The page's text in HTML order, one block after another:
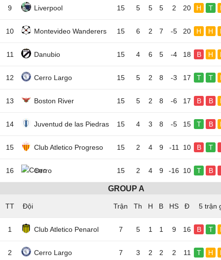
9 Liverpool 15 5 5 5 2 20 H T
10 Montevideo Wanderers 15 6 2 7 -5 20 H H
11 Danubio 15 4 6 5 -4 18 B H
12 Cerro Largo 15 5 2 8 -3 17 T T
13 Boston River 15 5 2 8 -6 17 B B
14 Juventud de las Piedras 15 4 3 8 -5 15 T B
15 Club Atletico Progreso 15 2 4 9 -11 10 B T
16 Cerro 15 2 4 9 -16 10 T B
GROUP A
TT Đội 5 trận
1 Club Atletico Penarol 7 5 1 1 9 16 B T
2 Cerro Largo 7 3 2 2 2 11 T H